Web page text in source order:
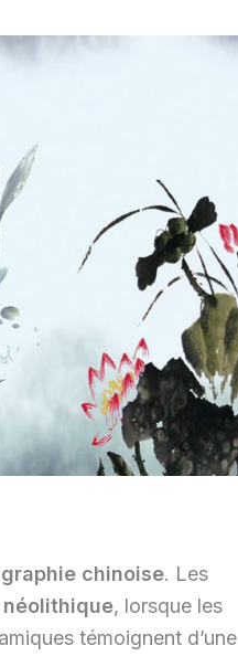
chinoise. Les
, lorsque les
témoignent d’une